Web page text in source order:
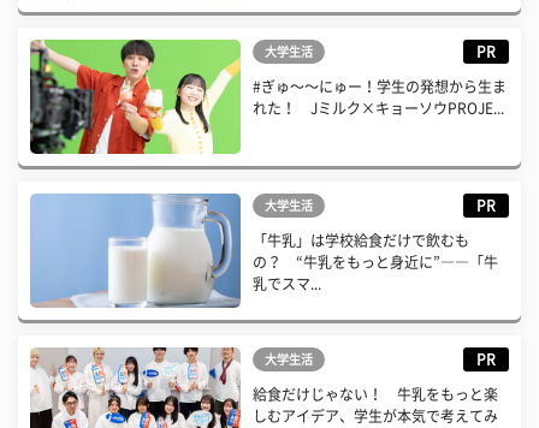
大学生活 PR
#ぎゅ〜〜にゅー！学生の発想から生ま
れた！ Jミルク×キョーソウPROJE...
大学生活 PR
「牛乳」は学校給食だけで飲むも
の？ “牛乳をもっと身近に”――「牛
乳でスマ...
大学生活 PR
給食だけじゃない！ 牛乳をもっと楽
しむアイデア、学生が本気で考えてみ